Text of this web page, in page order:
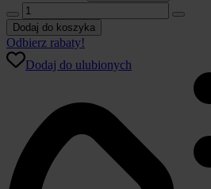
ilość
Łóżko
tapicerowane
81218
Dodaj do koszyka
Odbierz rabaty!
Dodaj do ulubionych